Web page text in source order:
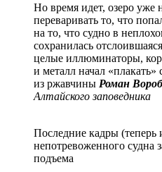
Но время идет, озеро уже
переваривать то, что
на то, что судно в
сохранилась
целые иллюминаторы,
и металл начал «плакать»
из ржавчины Роман
Алтайского заповедника
Последние кадры (теперь
непотревоженного судна
подъема